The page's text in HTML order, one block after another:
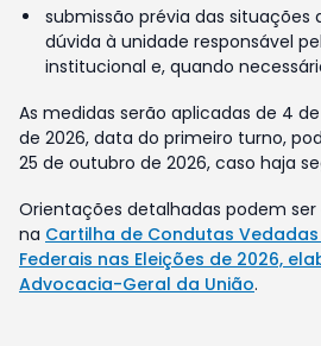
submissão prévia das situações
dúvida à unidade responsável
institucional e, quando
As medidas serão aplicadas de 4
de 2026, data do primeiro turno,
25 de outubro de 2026, caso haja
Orientações detalhadas podem
na Cartilha de Condutas
Federais nas Eleições de 2026,
Advocacia-Geral da União.